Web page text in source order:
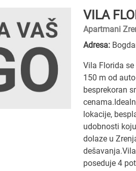
VILA
Apartmani
Adresa:
Vila Florida
150 m od
besprekoran
lokacije,
udobnosti
dolaze u
poseduje 4